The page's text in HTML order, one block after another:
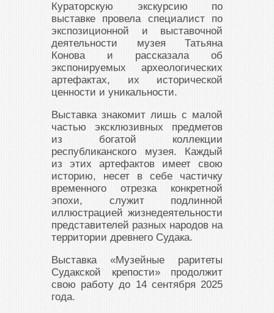
Кураторскую экскурсию по
выставке провела специалист по
экспозиционной и выставочной
деятельности музея Татьяна
Конова и рассказала об
экспонируемых археологических
артефактах, их исторической
ценности и уникальности.
Выставка знакомит лишь с малой
частью эксклюзивных предметов
из богатой коллекции
республиканского музея. Каждый
из этих артефактов имеет свою
историю, несет в себе частичку
временного отрезка конкретной
эпохи, служит подлинной
иллюстрацией жизнедеятельности
представителей разных народов на
территории древнего Судака.
Выставка «Музейные раритеты
Судакской крепости» продолжит
свою работу до 14 сентября 2025
года.